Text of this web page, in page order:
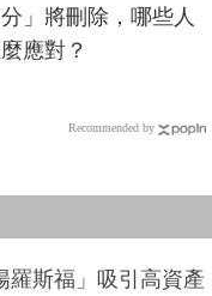
」將刪除，哪些人
應對？
Recommended by
羅斯福」吸引高資產